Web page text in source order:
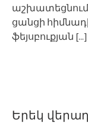
ցանցի
ֆեյսբուքյան [...]
Երեկ